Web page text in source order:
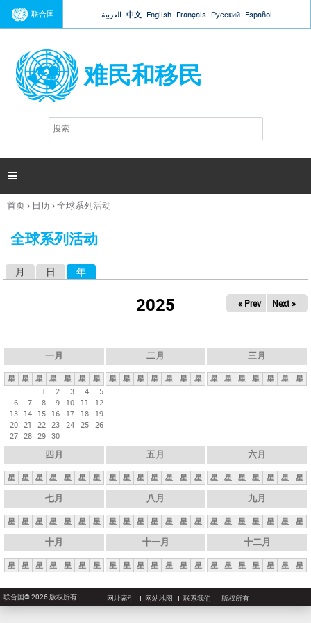
Jump to navigation
联合国 العربية 中文 English Français Русский Español
难民和移民
搜
索

你
这
首页› 日历›全球系列活动
全球系列活动
月 日 年
2025 « Prev Next »
一月
星 星 星 星 星 星
星
1
2 3 4
5
6
7 8 9 10 11
12
13 14 15 16 17 18
19
20 21 22 23 24 25 26
27 28 29 30
二月
星 星 星 星 星 星 星
三月
星 星 星 星 星 星 星
四月
星 星 星 星 星 星 星
五月
星 星 星 星 星 星 星
六月
星 星 星 星 星 星 星
七月
星 星 星 星 星 星 星
八月
星 星 星 星 星 星 星
九月
星 星 星 星 星 星 星
十月
星 星 星 星 星 星 星
十一月
星 星 星 星 星 星 星
十二月
星 星 星 星 星 星 星
联合国© 2026 版权所有 网址索引 网站地图 联系我们 版权所有